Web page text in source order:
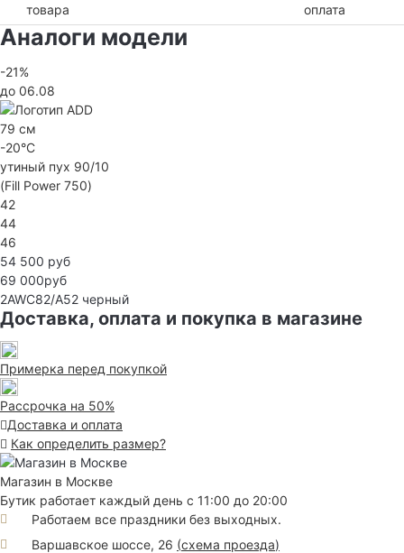
товара оплата
Аналоги модели
-21%
до 06.08
79 см
-20°C
утиный пух 90/10
(Fill Power 750)
42
44
46
54 500 руб
69 000руб
2AWC82/A52 черный
Доставка, оплата и покупка в магазине
Примерка перед покупкой
Рассрочка на 50%
Доставка и оплата
Как определить размер?
Магазин в Москве
Бутик работает каждый день с 11:00 до 20:00
Работаем все праздники без выходных.
Варшавское шоссе, 26 (схема проезда)